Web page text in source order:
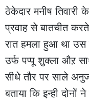
ठेकेदार मनीष तिवारी
प्रवाह से बातचीत
रात हमला हुआ था
उर्फ पप्पू शुक्ला औऱ
सीधे तौर पर साले
बताया कि इन्ही